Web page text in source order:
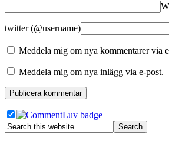
twitter (@username)
Meddela mig om nya kommentarer via
Meddela mig om nya inlägg via e-post.